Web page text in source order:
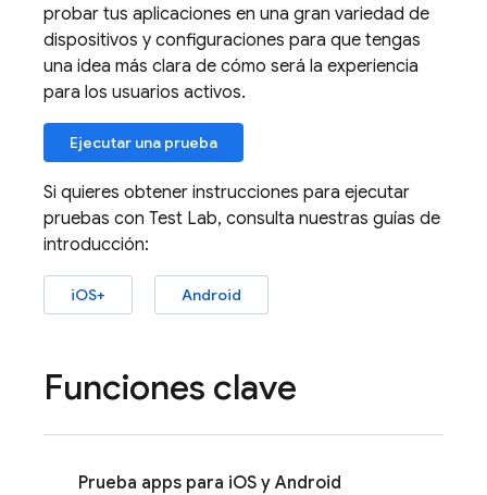
probar tus aplicaciones en una gran variedad de
dispositivos y configuraciones para que tengas
una idea más clara de cómo será la experiencia
para los usuarios activos.
Ejecutar una prueba
Si quieres obtener instrucciones para ejecutar
pruebas con Test Lab, consulta nuestras guías de
introducción:
iOS+ Android
Funciones clave
Prueba apps para iOS y Android